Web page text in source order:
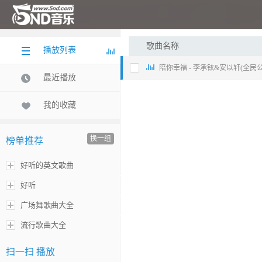
播放列表
最近播放
我的收藏
榜单推荐 换一组
好听的英文歌曲
好听
广场舞歌曲大全
流行歌曲大全
扫一扫 播放
歌曲名称
陪你幸福 - 李承铉&安以轩(全民